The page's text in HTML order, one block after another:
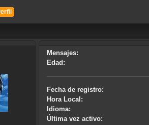
Mensajes:
Edad:
Fecha de registro:
Hora Local:
Idioma:
Última vez activo: